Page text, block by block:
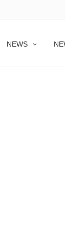
NEWS